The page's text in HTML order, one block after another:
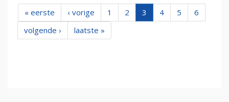
« eerste ‹ vorige 1 2 3 4 5
6
volgende ›
laatste »